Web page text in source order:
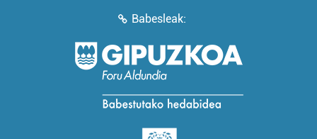
Babesleak: